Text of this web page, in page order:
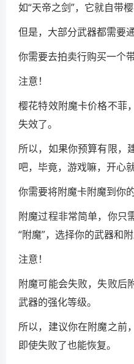
如“天帝之剑”，它就自带
但是，大部分武器都需要
你需要去拍卖行购买一个
注意！
樱花特效附魔卡价格不菲
失效了。
所以，如果你预算有限，
吧，毕竟，游戏嘛，开心就
你需要将附魔卡附魔到你
附魔过程非常简单，你只
“附魔”，选择你的武器和
注意！
附魔可能会失败，失败后
武器的强化等级。
所以，建议你在附魔之前
即使失败了也能恢复。